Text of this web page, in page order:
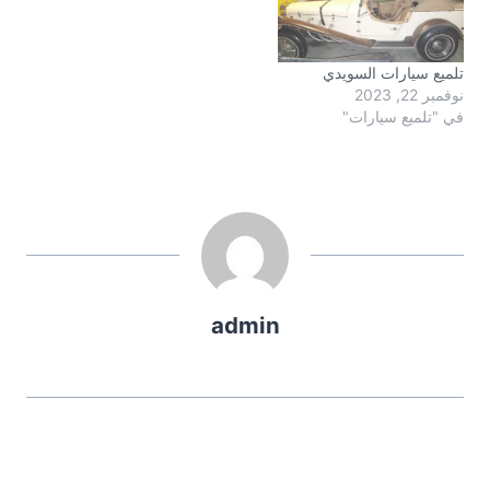
تلميع سيارات السويدي
نوفمبر 22, 2023
في "تلميع سيارات"
admin